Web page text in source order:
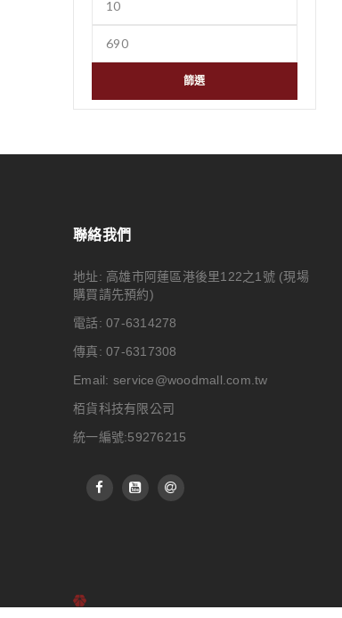
篩選
聯絡我們
地址: 高雄市阿蓮區港後里122之1號 (現場
購買請先預約)
電話: 07-6314278
傳真: 07-6317308
Email: service@woodmall.com.tw
栢貨科技有限公司
統一編號:59276215